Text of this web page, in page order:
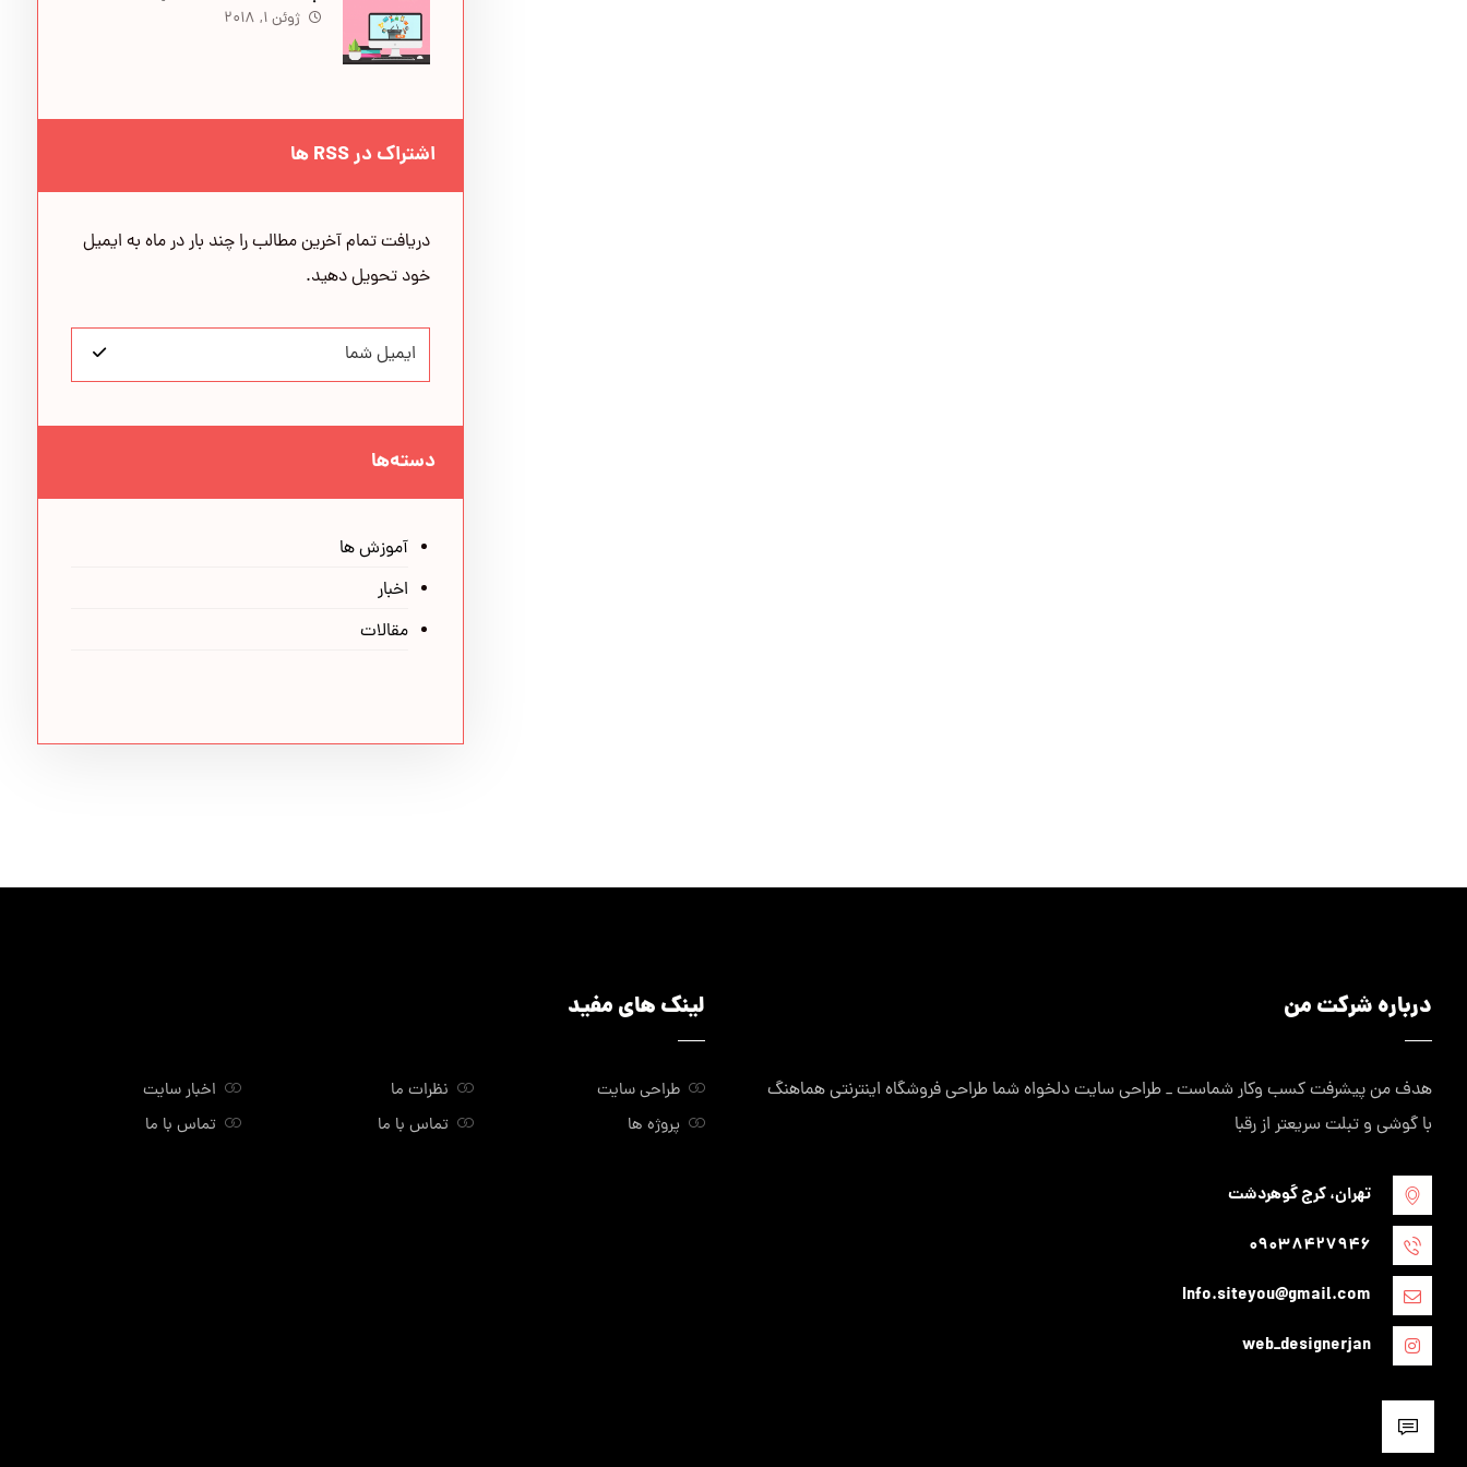
ژوئن ۱, ۲۰۱۸
اشتراک در RSS ها
دریافت تمام آخرین مطالب را چند بار در ماه به ایمیل
خود تحویل دهید.
دسته‌ها
آموزش ها
اخبار
مقالات
درباره شرکت من
هدف من پیشرفت کسب وکار شماست _ طراحی سایت دلخواه شما طراحی فروشگاه اینترنتی هماهنگ
با گوشی و تبلت سریعتر از رقبا
تهران، کرج گوهردشت
09038427946
Info.siteyou@gmail.com
web_designerjan
لینک های مفید
طراحی سایت نظرات ما
اخبار سایت
پروژه ها
تماس با ما تماس با ما